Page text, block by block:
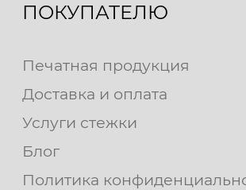
ПОКУПАТЕЛЮ
Печатная продукция
Доставка и оплата
Услуги стежки
Блог
Политика